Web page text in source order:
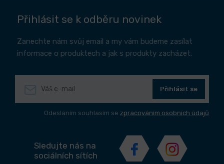
Přihlásit se k odběru novinek
Zanechte nám svůj email a my vám budeme zasílat
informace o produktech a jak s produkty zacházet.
Přihlásit se
Odesláním souhlasím se zpracováním osobních údajů
Sledujte nás na
sociálních sítích